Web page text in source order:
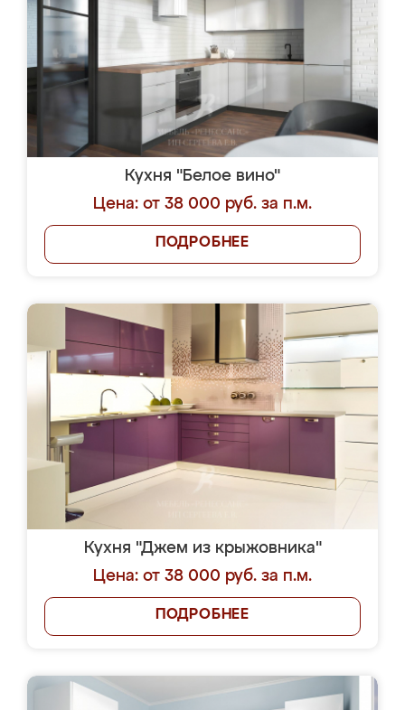
Кухня "Белое вино"
Цена: от 38 000 руб. за п.м.
ПОДРОБНЕЕ
Кухня "Джем из крыжовника"
Цена: от 38 000 руб. за п.м.
ПОДРОБНЕЕ